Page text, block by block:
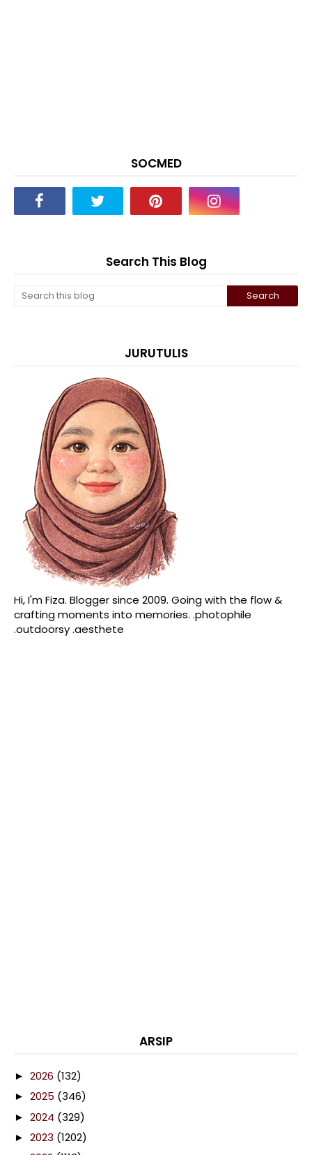
SOCMED
Search This Blog
JURUTULIS
Hi, I'm Fiza. Blogger since 2009. Going with the flow &
crafting moments into memories. .photophile
.outdoorsy .aesthete
ARSIP
► 2026 (132)
► 2025 (346)
► 2024 (329)
► 2023 (1202)